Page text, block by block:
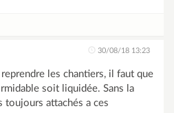
30/08/18 13:23
les chantiers, il faut que
soit liquidée. Sans la
toujours attachés a ces